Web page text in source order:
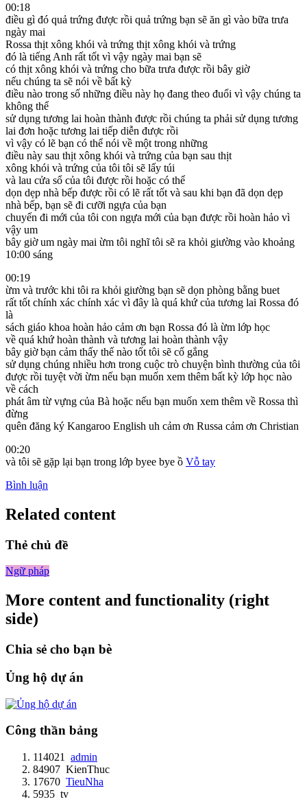
00:18
điều gì đó quả trứng được rồi quả trứng bạn sẽ ăn gì vào bữa trưa
ngày mai
Rossa thịt xông khói và trứng thịt xông khói và trứng
đó là tiếng Anh rất tốt vì vậy ngày mai bạn sẽ
có thịt xông khói và trứng cho bữa trưa được rồi bây giờ
nếu chúng ta sẽ nói về bất kỳ
điều nào trong số những điều này họ đang theo đuổi vì vậy chúng ta
không thể
sử dụng tương lai hoàn thành được rồi chúng ta phải sử dụng tương
lai đơn hoặc tương lai tiếp diễn được rồi
vì vậy có lẽ bạn có thể nói về một trong những
điều này sau thịt xông khói và trứng của bạn sau thịt
xông khói và trứng của tôi tôi sẽ lấy túi
và lau cửa sổ của tôi được rồi hoặc có thể
dọn dẹp nhà bếp được rồi có lẽ rất tốt và sau khi bạn đã dọn dẹp
nhà bếp, bạn sẽ đi cưỡi ngựa của bạn
chuyến đi mới của tôi con ngựa mới của bạn được rồi hoàn hảo vì
vậy um
bây giờ um ngày mai ừm tôi nghĩ tôi sẽ ra khỏi giường vào khoảng
10:00 sáng
00:19
ừm và trước khi tôi ra khỏi giường bạn sẽ dọn phòng bằng buet
rất tốt chính xác chính xác vì đây là quá khứ của tương lai Rossa đó
là
sách giáo khoa hoàn hảo cảm ơn bạn Rossa đó là ừm lớp học
về quá khứ hoàn thành và tương lai hoàn thành vậy
bây giờ bạn cảm thấy thế nào tốt tôi sẽ cố gắng
sử dụng chúng nhiều hơn trong cuộc trò chuyện bình thường của tôi
được rồi tuyệt vời ừm nếu bạn muốn xem thêm bất kỳ lớp học nào
về cách
phát âm từ vựng của Bà hoặc nếu bạn muốn xem thêm về Rossa thì
đừng
quên đăng ký Kangaroo English uh cảm ơn Russa cảm ơn Christian
00:20
và tôi sẽ gặp lại bạn trong lớp byee bye ồ Vỗ tay
Bình luận
Related content
Thẻ chủ đề
Ngữ pháp
More content and functionality (right
side)
Chia sẻ cho bạn bè
Ủng hộ dự án
Công thần bảng
114021
admin
84907 KienThuc
17670 TieuNha
5935 tv